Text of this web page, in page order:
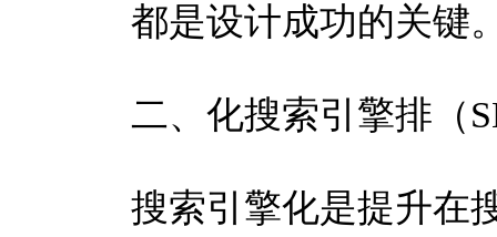
都是设计成功的关键
二、化搜索引擎排（
搜索引擎化是提升在